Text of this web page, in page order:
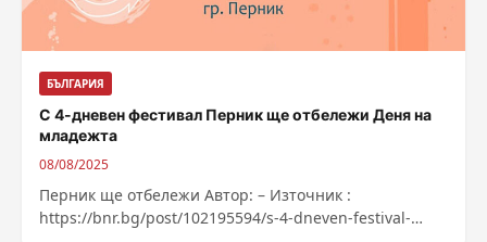
БЪЛГАРИЯ
С 4-дневен фестивал Перник ще отбележи Деня на
младежта
08/08/2025
Перник ще отбележи Автор: – Източник :
https://bnr.bg/post/102195594/s-4-dneven-festival-